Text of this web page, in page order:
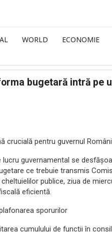
WORLD ECONOMIE
bugetară intră pe
crucială pentru guvernul
guvernamental se
ce trebuie transmis
publice, ziua de
eficientă.
sporurilor
cumulului de funcții în